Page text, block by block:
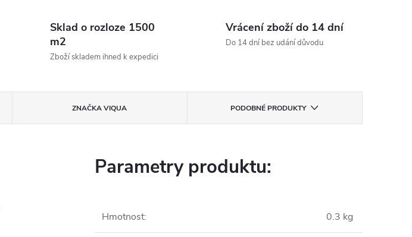
Sklad o rozloze 1500
m2
Zboží skladem ihned k expedici
Vrácení zboží do 14 dní
Do 14 dní bez udání důvodu
ZNAČKAVIQUA PODOBNÉ PRODUKTY
Parametry produktu:
Hmotnost: 0.3 kg